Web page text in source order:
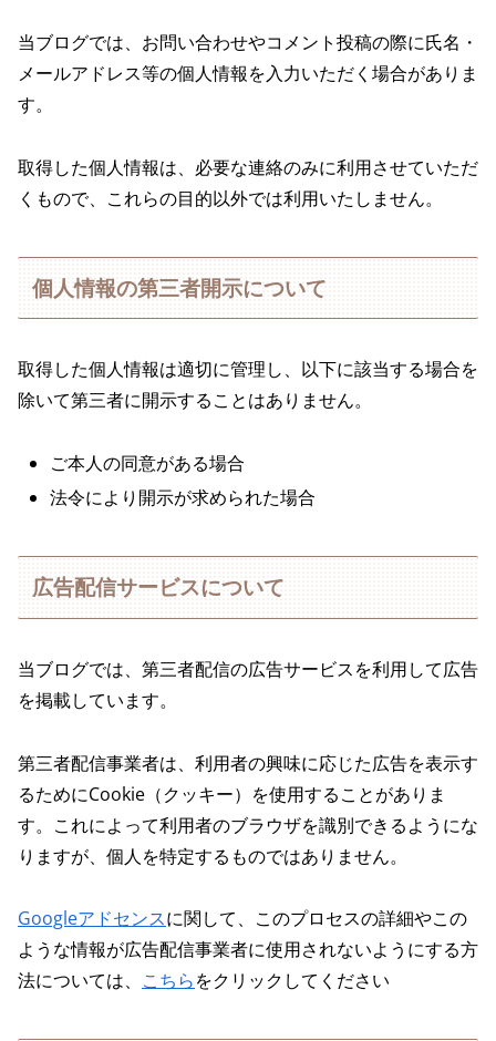
当ブログでは、お問い合わせやコメント投稿の際に氏名・
メールアドレス等の個人情報を入力いただく場合がありま
す。
取得した個人情報は、必要な連絡のみに利用させていただ
くもので、これらの目的以外では利用いたしません。
個人情報の第三者開示について
取得した個人情報は適切に管理し、以下に該当する場合を
除いて第三者に開示することはありません。
ご本人の同意がある場合
法令により開示が求められた場合
広告配信サービスについて
当ブログでは、第三者配信の広告サービスを利用して広告
を掲載しています。
第三者配信事業者は、利用者の興味に応じた広告を表示す
るためにCookie（クッキー）を使用することがありま
す。これによって利用者のブラウザを識別できるようにな
りますが、個人を特定するものではありません。
Googleアドセンスに関して、このプロセスの詳細やこの
ような情報が広告配信事業者に使用されないようにする方
法については、 こちらをクリックしてください